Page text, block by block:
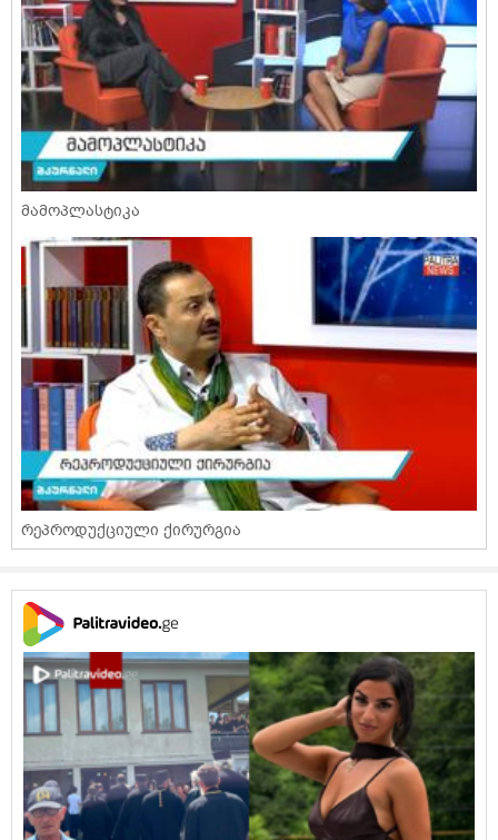
მამოპლასტიკა
რეპროდუქციული ქირურგია